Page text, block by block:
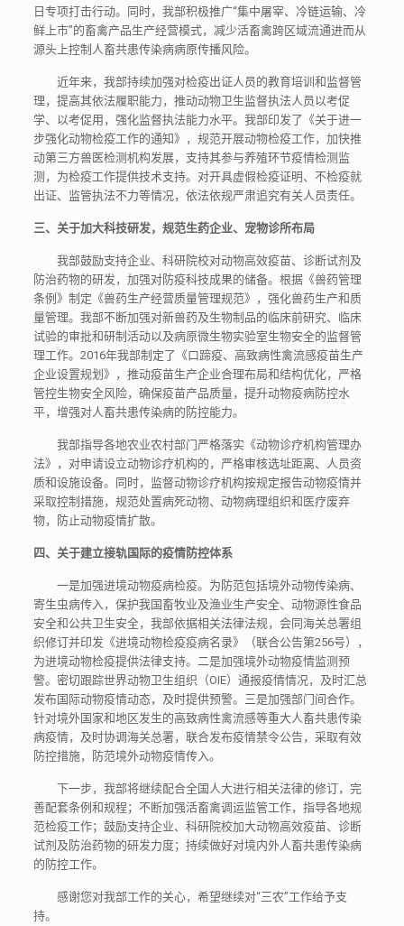
日专项打击行动。同时，我部积极推广“集中屠宰、冷链运输、冷
鲜上市”的畜禽产品生产经营模式，减少活畜禽跨区域流通进而从
源头上控制人畜共患传染病病原传播风险。
近年来，我部持续加强对检疫出证人员的教育培训和监督管
理，提高其依法履职能力，推动动物卫生监督执法人员以考促
学、以考促用，强化监督执法能力水平。我部印发了《关于进一
步强化动物检疫工作的通知》，规范开展动物检疫工作，加快推
动第三方兽医检测机构发展，支持其参与养殖环节疫情检测监
测，为检疫工作提供技术支持。对开具虚假检疫证明、不检疫就
出证、监管执法不力等情况，依法依规严肃追究有关人员责任。
三、关于加大科技研发，规范生药企业、宠物诊所布局
我部鼓励支持企业、科研院校对动物高效疫苗、诊断试剂及
防治药物的研发，加强对防疫科技成果的储备。根据《兽药管理
条例》制定《兽药生产经营质量管理规范》，强化兽药生产和质
量管理。我部不断加强对新兽药及生物制品的临床前研究、临床
试验的审批和研制活动以及病原微生物实验室生物安全的监督管
理工作。2016年我部制定了《口蹄疫、高致病性禽流感疫苗生产
企业设置规划》，推动疫苗生产企业合理布局和结构优化，严格
管控生物安全风险，确保疫苗产品质量，提升动物疫病防控水
平，增强对人畜共患传染病的防控能力。
我部指导各地农业农村部门严格落实《动物诊疗机构管理办
法》，对申请设立动物诊疗机构的，严格审核选址距离、人员资
质和设施设备。同时，监督动物诊疗机构按规定报告动物疫情并
采取控制措施，规范处置病死动物、动物病理组织和医疗废弃
物，防止动物疫情扩散。
四、关于建立接轨国际的疫情防控体系
一是加强进境动物疫病检疫。为防范包括境外动物传染病、
寄生虫病传入，保护我国畜牧业及渔业生产安全、动物源性食品
安全和公共卫生安全，我部依据相关法律法规，会同海关总署组
织修订并印发《进境动物检疫疫病名录》（联合公告第256号），
为进境动物检疫提供法律支持。二是加强境外动物疫情监测预
警。密切跟踪世界动物卫生组织（OIE）通报疫情情况，及时汇总
发布国际动物疫情动态，及时提供预警。三是加强部门间合作。
针对境外国家和地区发生的高致病性禽流感等重大人畜共患传染
病疫情，及时协调海关总署，联合发布疫情禁令公告，采取有效
防控措施，防范境外动物疫情传入。
下一步，我部将继续配合全国人大进行相关法律的修订，完
善配套条例和规程；不断加强活畜禽调运监管工作，指导各地规
范检疫工作；鼓励支持企业、科研院校加大动物高效疫苗、诊断
试剂及防治药物的研发力度；持续做好对境内外人畜共患传染病
的防控工作。
感谢您对我部工作的关心，希望继续对“三农”工作给予支
持。